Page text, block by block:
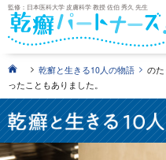
監修：日本医科大学 皮膚科学 教授 佐伯 秀久 先生
> 乾癬と生きる10人の物語 > の
ったこともありました。